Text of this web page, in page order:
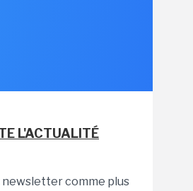
L'ACTUALITÉ
comme plus